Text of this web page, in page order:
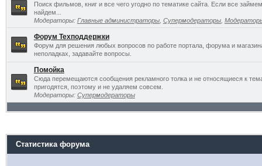
Поиск фильмов, книг и все чего угодно по тематике сайта. Если все
найдем...
Модераторы: Главные администраторы, Супермодераторы,
Форум Техподдержки
Форум для решения любых вопросов по работе портала, форума и
неполадках, задавайте вопросы.
Помойка
Сюда перемещаются сообщения рекламного толка и не относящиеся к
пригодятся, поэтому и не удаляем совсем.
Модераторы: Супермодераторы
Статистика форума